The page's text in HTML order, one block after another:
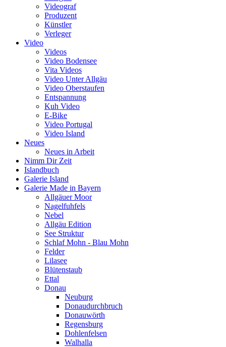
Videograf
Produzent
Künstler
Verleger
Video
Videos
Video Bodensee
Vita Videos
Video Unter Allgäu
Video Oberstaufen
Entspannung
Kuh Video
E-Bike
Video Portugal
Video Island
Neues
Neues in Arbeit
Nimm Dir Zeit
Islandbuch
Galerie Island
Galerie Made in Bayern
Allgäuer Moor
Nagelfuhfels
Nebel
Allgäu Edition
See Struktur
Schlaf Mohn - Blau Mohn
Felder
Lilasee
Blütenstaub
Ettal
Donau
Neuburg
Donaudurchbruch
Donauwörth
Regensburg
Dohlenfelsen
Walhalla